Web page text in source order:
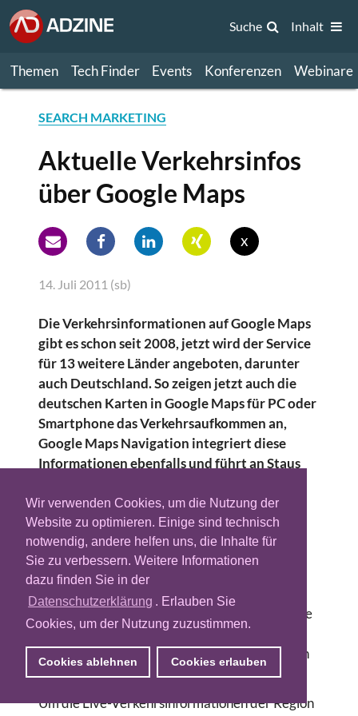
Wir verwenden Cookies, um die Nutzung der
Website zu optimieren. Einige sind technisch
notwendig, andere helfen uns, die Inhalte für
Sie zu verbessern. Weitere Informationen
dazu finden Sie in der
Datenschutzerklärung . Erlauben Sie
Cookies, um der Nutzung zuzustimmen.
Cookies ablehnen Cookies erlauben
Themen Tech Finder Events Konferenzen Webinare
Suche Inhalt
SEARCH MARKETING
Aktuelle Verkehrsinfos
über Google Maps
x
14. Juli 2011 (sb)
Die Verkehrsinformationen auf Google Maps
gibt es schon seit 2008, jetzt wird der Service
für 13 weitere Länder angeboten, darunter
auch Deutschland. So zeigen jetzt auch die
deutschen Karten in Google Maps für PC oder
Smartphone das Verkehrsaufkommen an,
Google Maps Navigation integriert diese
Informationen ebenfalls und führt an Staus
Zunächst zeigt Maps nur für Schnellstraßen,
Autobahnen und Hauptverkehrsadern in
Städten an, mit welcher Geschwindigkeit sich
der Verkehr bewegt. Rot-Schwarz bedeutet
Stop & Go, Rot zähfließender Verkehr, Gelb
hohes Verkehraufkommen und Grün heißt freie
Fahrt. In Großbritannien können Nutzer diese
Informationen bereits auch für Nebenstrecken
beziehen.
Um die Live-Verkehrsinformationen der Region